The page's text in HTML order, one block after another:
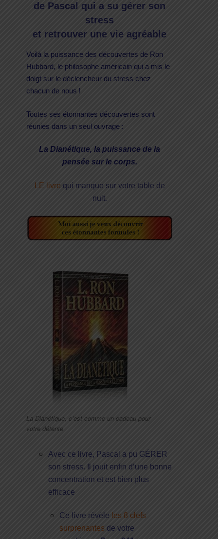
de Pascal qui a su gérer son
stress
et retrouver une vie agréable
Voilà la puissance des découvertes de Ron
Hubbard, le philosophe américain qui a mis le
doigt sur le déclencheur du stress chez
chacun de nous !
Toutes ses étonnantes découvertes sont
réunies dans un seul ouvrage :
La Dianétique, la puissance de la
pensée sur le corps.
LE livre qui manque sur votre table de
nuit.
La Dianétique, c’est comme un cadeau pour
votre détente
Avec ce livre, Pascal a pu GÉRER
son stress. Il jouit enfin d’une bonne
concentration et est bien plus
efficace
Ce livre révèle les 8 clefs
surprenantes de votre